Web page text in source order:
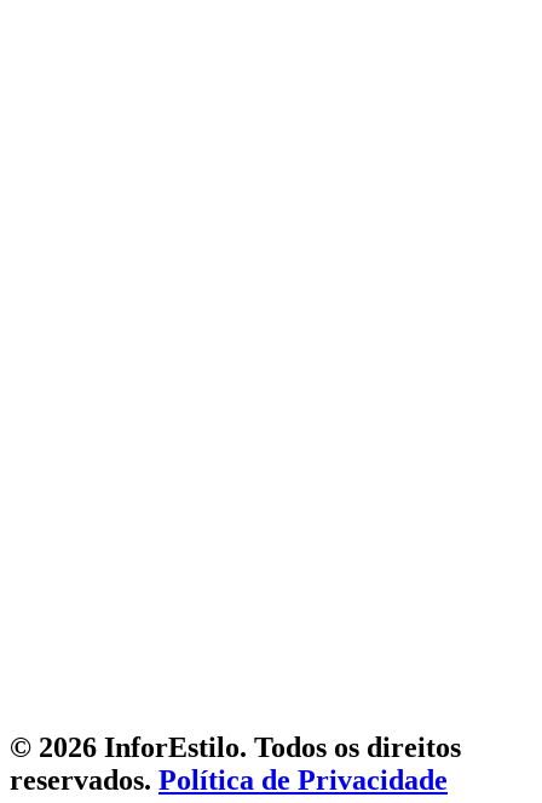
© 2026 InforEstilo. Todos os direitos
reservados. Política de Privacidade